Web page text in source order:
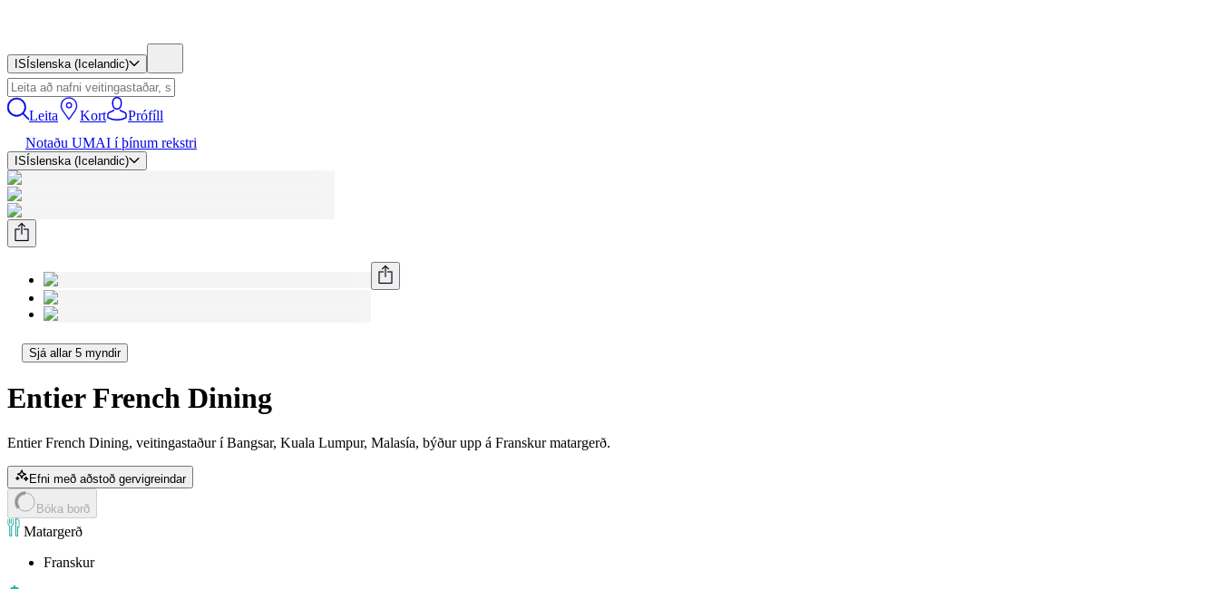
IS Íslenska (Icelandic)
Leita Kort
Prófíll
Notaðu UMAI í þínum rekstri
IS Íslenska (Icelandic)
Sjá allar 5 myndir
Entier French Dining
Entier French Dining, veitingastaður í Bangsar, Kuala Lumpur, Malasía, býður upp á Franskur matargerð.
Efni með aðstoð gervigreindar
Bóka borð
Matargerð
Franskur